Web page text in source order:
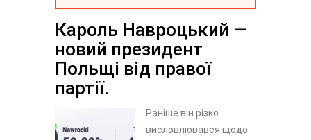
Кароль Навроцький —
новий президент
Польщі від правої
партії.
Раніше він різко
висловлювався щодо